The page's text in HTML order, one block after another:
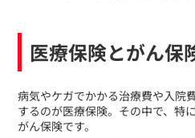
医療保険とがん保
病気やケガでかかる治療費や入院
するのが医療保険。その中で、特
がん保険です。